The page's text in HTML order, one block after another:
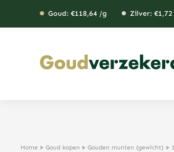
Goud: €118,64 /g Zilver: €1,72
Home > Goud kopen > Gouden munten (gewicht) >